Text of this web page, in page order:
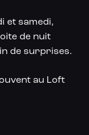
et samedi,
de nuit
de surprises.
au Loft